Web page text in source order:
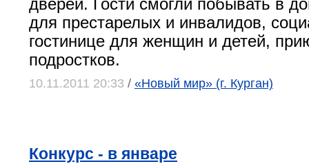
дверей. Гости смогли побывать в
для престарелых и инвалидов,
гостинице для женщин и детей,
подростков.
10.11.2011 20:33 / «Новый мир» (г. Курган)
Конкурс - в январе